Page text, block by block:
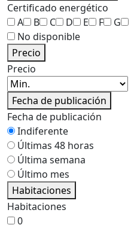
Certificado energético
A
B C D E F G
No disponible
Precio
Precio
Fecha de publicación
Fecha de publicación
Indiferente
Últimas 48 horas
Última semana
Último mes
Habitaciones
Habitaciones
0